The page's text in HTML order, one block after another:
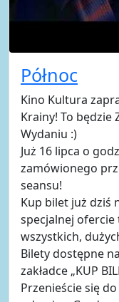
Północ
Kino Kultura
Krainy! To będzie
Wydaniu :)
Już 16 lipca o
zamówionego
seansu!
Kup bilet już dziś
specjalnej ofercie
wszystkich,
Bilety dostępne
zakładce „KUP
Przenieście się